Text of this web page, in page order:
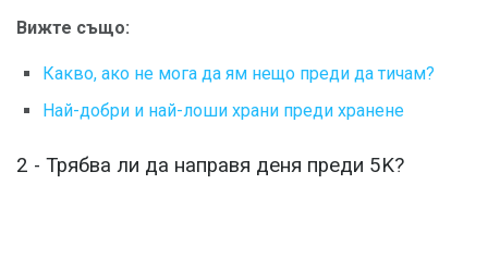
Вижте също:
Какво, ако не мога да ям нещо преди да тичам?
Най-добри и най-лоши храни преди хранене
2 - Трябва ли да направя деня преди 5K?